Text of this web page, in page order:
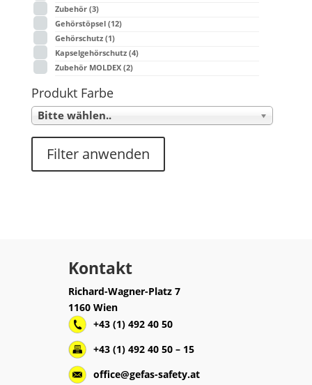
Zubehör (3)
Gehörstöpsel (12)
Gehörschutz (1)
Kapselgehörschutz (4)
Zubehör MOLDEX (2)
Produkt Farbe
Bitte wählen..
Filter anwenden
Kontakt
Richard-Wagner-Platz 7
1160 Wien
+43 (1) 492 40 50
+43 (1) 492 40 50 – 15
office@gefas-safety.at